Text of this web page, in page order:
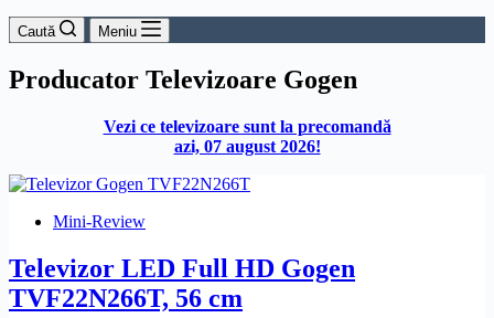
Caută Meniu
Producator Televizoare Gogen
Vezi ce televizoare sunt la precomandă
azi, 07 august 2026!
Mini-Review
Televizor LED Full HD Gogen
TVF22N266T, 56 cm